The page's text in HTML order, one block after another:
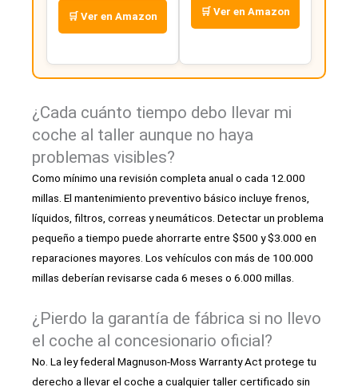
🛒 Ver en Amazon 🛒 Ver en Amazon
¿Cada cuánto tiempo debo llevar mi
coche al taller aunque no haya
problemas visibles?
Como mínimo una revisión completa anual o cada 12.000
millas. El mantenimiento preventivo básico incluye frenos,
líquidos, filtros, correas y neumáticos. Detectar un problema
pequeño a tiempo puede ahorrarte entre $500 y $3.000 en
reparaciones mayores. Los vehículos con más de 100.000
millas deberían revisarse cada 6 meses o 6.000 millas.
¿Pierdo la garantía de fábrica si no llevo
el coche al concesionario oficial?
No. La ley federal Magnuson-Moss Warranty Act protege tu
derecho a llevar el coche a cualquier taller certificado sin